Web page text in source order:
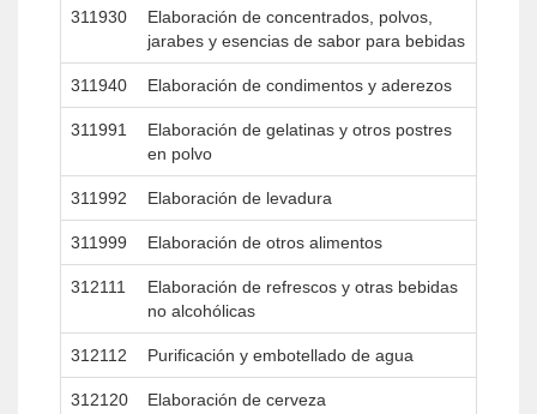
311930
Elaboración de concentrados, polvos,
jarabes y esencias de sabor para bebidas
311940 Elaboración de condimentos y aderezos
311991
Elaboración de gelatinas y otros postres
en polvo
311992 Elaboración de levadura
311999 Elaboración de otros alimentos
312111
Elaboración de refrescos y otras bebidas
no alcohólicas
312112 Purificación y embotellado de agua
312120 Elaboración de cerveza